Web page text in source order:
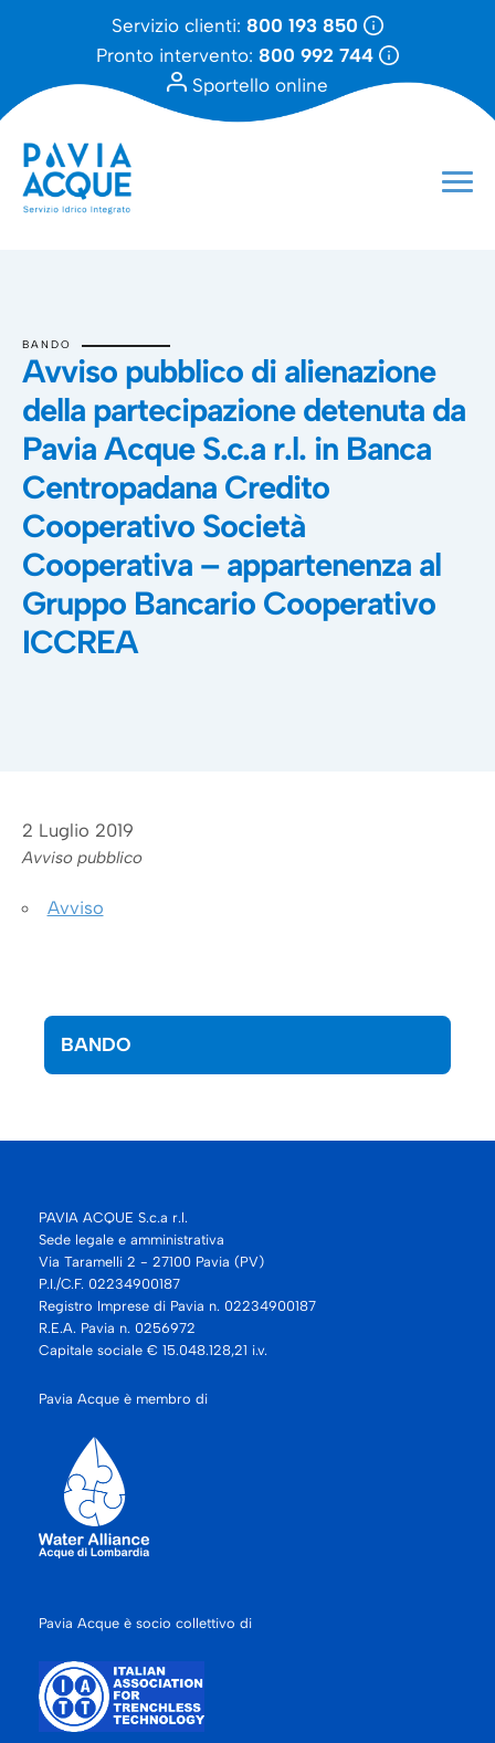
Servizio clienti: 800 193 850
Pronto intervento: 800 992 744
Sportello online
BANDO
Avviso pubblico di alienazione
della partecipazione detenuta da
Pavia Acque S.c.a r.l. in Banca
Centropadana Credito
Cooperativo Società
Cooperativa – appartenenza al
Gruppo Bancario Cooperativo
ICCREA
2 Luglio 2019
Avviso pubblico
Avviso
BANDO
PAVIA ACQUE S.c.a r.l.
Sede legale e amministrativa
Via Taramelli 2 - 27100 Pavia (PV)
P.I./C.F. 02234900187
Registro Imprese di Pavia n. 02234900187
R.E.A. Pavia n. 0256972
Capitale sociale € 15.048.128,21 i.v.
Pavia Acque è membro di
Pavia Acque è socio collettivo di